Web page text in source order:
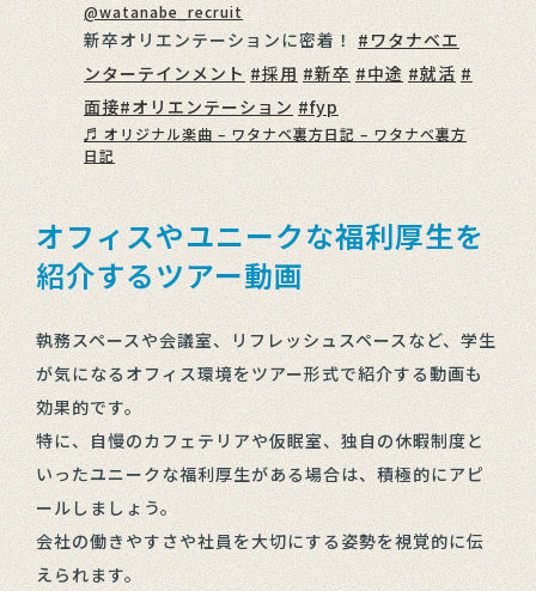
@watanabe_recruit
新卒オリエンテーションに密着！ #ワタナベエ
ンターテインメント #採用 #新卒 #中途 #就活 #
面接#オリエンテーション #fyp
♬ オリジナル楽曲 – ワタナベ裏方日記 – ワタナベ裏方
日記
オフィスやユニークな福利厚生を
紹介するツアー動画
執務スペースや会議室、リフレッシュスペースなど、学生
が気になるオフィス環境をツアー形式で紹介する動画も
効果的です。
特に、自慢のカフェテリアや仮眠室、独自の休暇制度と
いったユニークな福利厚生がある場合は、積極的にアピ
ールしましょう。
会社の働きやすさや社員を大切にする姿勢を視覚的に伝
えられます。